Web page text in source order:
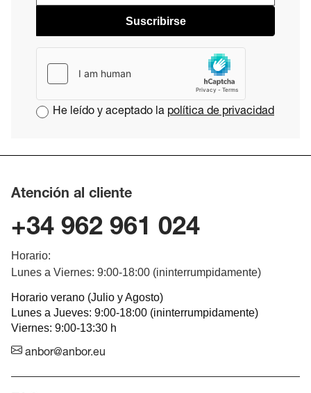
Suscribirse
He leído y aceptado la política de privacidad
Atención al cliente
+34 962 961 024
Horario:
Lunes a Viernes: 9:00-18:00 (ininterrumpidamente)
Horario verano (Julio y Agosto)
Lunes a Jueves: 9:00-18:00 (ininterrumpidamente)
Viernes: 9:00-13:30 h
anbor@anbor.eu